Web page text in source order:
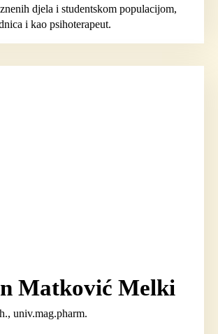
djela i studentskom populacijom,
i kao psihoterapeut.
Matković Melki
univ.mag.pharm.